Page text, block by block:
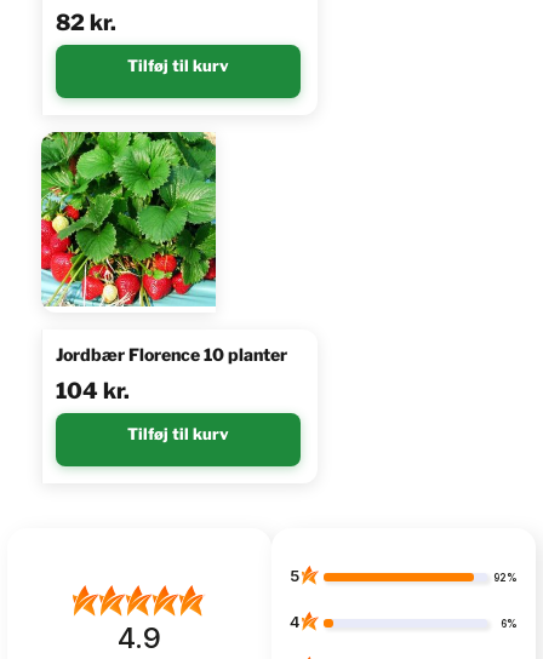
82kr.
Tilføj til kurv
Jordbær Florence 10 planter
104kr.
Tilføj til kurv
4.9
5 92%
4 6%